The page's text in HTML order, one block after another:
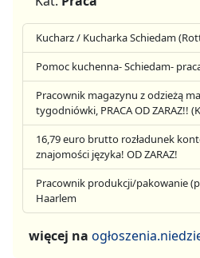
Kucharz / Kucharka Schiedam
Pomoc kuchenna- Schiedam-
Pracownik magazynu z odzieżą
tygodniówki, PRACA OD ZARAZ!!
16,79 euro brutto rozładunek
znajomości języka! OD ZARAZ!
Pracownik produkcji/pakowanie
Haarlem
więcej na